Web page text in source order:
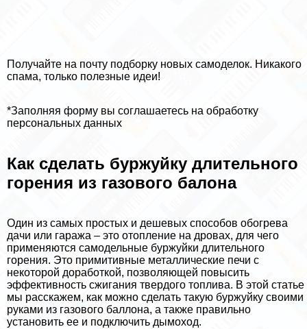
Получайте на почту подборку новых самоделок. Никакого
спама, только полезные идеи!
*Заполняя форму вы соглашаетесь на обработку
персональных данных
Как сделать буржуйку длительного
горения из газового балона
Один из самых простых и дешевых способов обогрева
дачи или гаража – это отопление на дровах, для чего
применяются самодельные буржуйки длительного
горения. Это примитивные металлические печи с
некоторой доработкой, позволяющей повысить
эффективность сжигания твердого топлива. В этой статье
мы расскажем, как можно сделать такую буржуйку своими
руками из газового баллона, а также правильно
установить ее и подключить дымоход.